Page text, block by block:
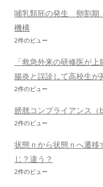
哺乳類胚の発生 卵割期
機構
2件のビュー
「救急外来の研修医が
腸炎と誤診して高校生が
2件のビュー
膀胱コンプライアンス
2件のビュー
状態ｎから状態ｎへ遷移
じ？違う？
2件のビュー